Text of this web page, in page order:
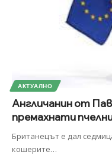
АКТУАЛНО
Англичанин от
премахнати
Британецът е дал
кошерите…